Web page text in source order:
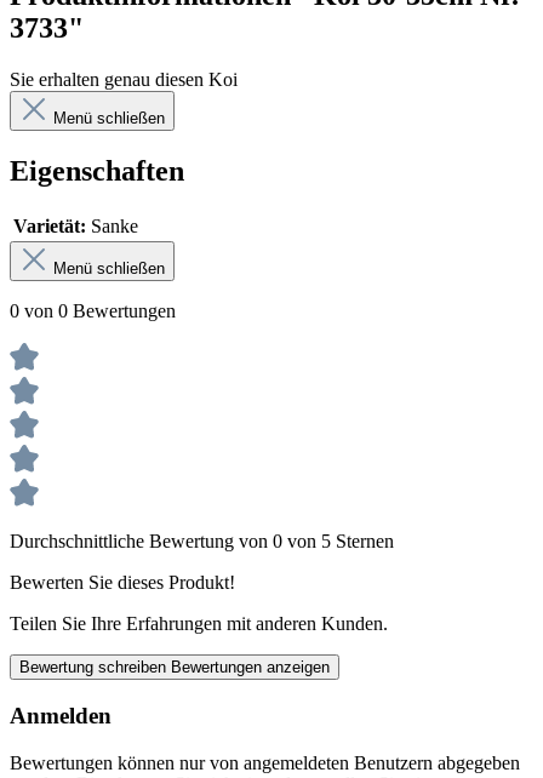
3733"
Sie erhalten genau diesen Koi
Menü schließen
Eigenschaften
Varietät: Sanke
Menü schließen
0 von 0 Bewertungen
Durchschnittliche Bewertung von 0 von 5 Sternen
Bewerten Sie dieses Produkt!
Teilen Sie Ihre Erfahrungen mit anderen Kunden.
Bewertung schreiben Bewertungen anzeigen
Anmelden
Bewertungen können nur von angemeldeten Benutzern abgegeben